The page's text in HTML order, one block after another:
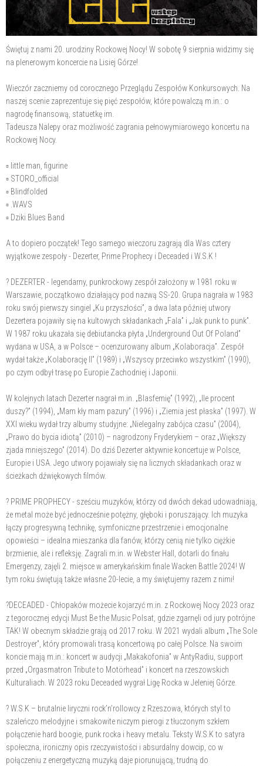
Świętuj z nami 20. urodziny Rockowej Nocy! W sobotę 9 sierpnia widzimy się
na plenerowym koncercie na Lisiej Górze!
Wieczór zaczniemy od corocznego Przeglądu Zespołów Konkursowych. Na
naszej scenie zaprezentuje się pięć zespołów, które powalczą m.in.: o
nagrodę finansową, statuetkę im.
Tadeusza Nalepy oraz możliwość zagrania pełnowymiarowego koncertu na
Rockowej Nocy.
▫️ little man, figurine
▫️ STORO_official
▫️ Blindfolded
▫️ .WAVS
▫️ Dziki Blues Band
A to dopiero początek! Tego samego wieczoru zagrają dla Was cztery
wyjątkowe zespoły - Dezerter, Prime Prophecy i Deceaded i W.S.K !
? DEZERTER - legendarny, punkrockowy zespół założony w 1981 roku w
Warszawie, początkowo działający pod nazwą SS-20. Grupa nagrała w 1983
roku swój pierwszy singiel „Ku przyszłości”, a dwa lata później utwory
Dezertera pojawiły się na kultowych składankach „Fala” i „Jak punk to punk”.
W 1987 roku ukazała się debiutancka płyta „Underground Out Of Poland”
wydana w USA, a w Polsce – ocenzurowany album „Kolaboracja”. Zespół
wydał także „Kolaborację II” (1989) i „Wszyscy przeciwko wszystkim” (1990),
po czym odbył trasę po Europie Zachodniej i Japonii.
W kolejnych latach Dezerter nagrał m.in. „Blasfemię” (1992), „Ile procent
duszy?” (1994), „Mam kły mam pazury” (1996) i „Ziemia jest płaska” (1997). W
XXI wieku wydał trzy albumy studyjne: „Nielegalny zabójca czasu” (2004),
„Prawo do bycia idiotą” (2010) – nagrodzony Fryderykiem – oraz „Większy
zjada mniejszego” (2014). Do dziś Dezerter aktywnie koncertuje w Polsce,
Europie i USA. Jego utwory pojawiały się na licznych składankach oraz w
ścieżkach dźwiękowych filmów.
? PRIME PROPHECY - sześciu muzyków, którzy od dwóch dekad udowadniają,
że metal może być jednocześnie potężny, głęboki i poruszający. Ich muzyka
łączy progresywną technikę, symfoniczne przestrzenie i emocjonalne
opowieści – idealna mieszanka dla fanów, którzy cenią nie tylko ciężkie
brzmienie, ale i refleksję. Zagrali m.in. w Webster Hall, dotarli do finału
Emergenzy, zajęli 2. miejsce w amerykańskim finale Wacken Battle 2024! W
tym roku świętują także własne 20-lecie, a my świętujemy razem z nimi!
?DECEADED - Chłopaków możecie kojarzyć m.in. z Rockowej Nocy 2023 oraz
z tegorocznej edycji Must Be the Music Polsat, gdzie zgarnęli od jury potrójne
TAK! W obecnym składzie grają od 2017 roku. W 2021 wydali album „The Sole
Destroyer”, który promowali trasą koncertową po całej Polsce. Na swoim
koncie mają m.in.: koncert w audycji „Makakofonia” w AntyRadiu, support
przed „Orgasmatron Tribute to Motörhead” i koncert na rzeszowskich
Kulturaliach. W 2023 roku Deceaded wygrał Ligę Rocka w Jeleniej Górze.
? W.S.K – brutalnie liryczni rock’n’rollowcy z Rzeszowa, których styl to
szaleńczo melodyjne i smakowite niczym pierogi z tłuczonym szkłem
połączenie hard boogie, punk rocka i heavy metalu. Teksty W.S.K to satyra
społeczna, ironiczny opis rzeczywistości i absurdalny dowcip, co w
połączeniu z energetyczną muzyką daje piorunującą, trudną do